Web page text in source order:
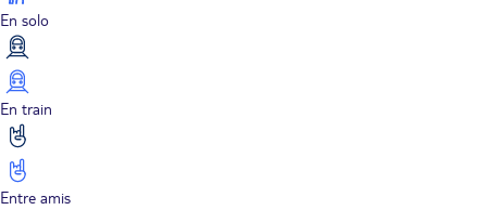
En solo
En train
Entre amis